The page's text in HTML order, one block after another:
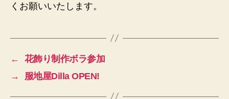
くお願いいたします。
←
花飾り制作ボラ参加
→
服地屋Dilla OPEN!